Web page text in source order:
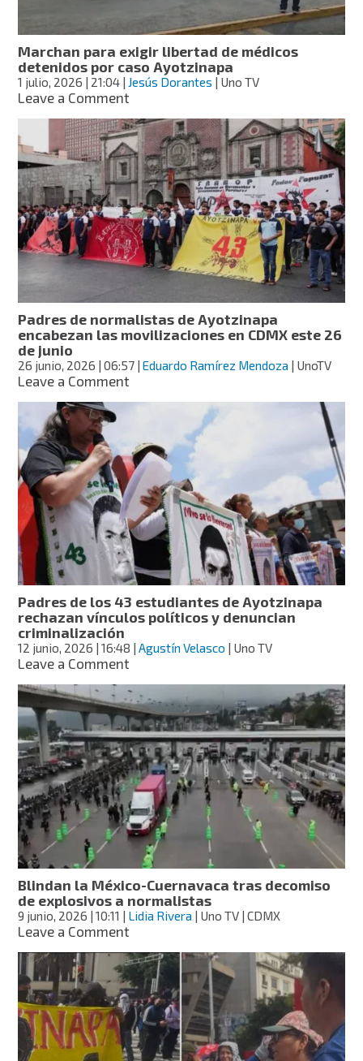
Marchan para exigir libertad de médicos
detenidos por caso Ayotzinapa
1 julio, 2026 | 21:04 | Jesús Dorantes | Uno TV
Leave a Commenton
para
exigir
libertad
de
médicos
detenidos
por
caso
Ayotzinapa
Padres de normalistas de Ayotzinapa
encabezan las movilizaciones en CDMX este 26
de junio
26 junio, 2026 | 06:57 |Eduardo Ramírez Mendoza | UnoTV
Leave a Commenton
normalistas
de
Ayotzinapa
encabezan
las
movilizaciones
en
CDMX
este
26
de
junio
Padres de los 43 estudiantes de Ayotzinapa
rechazan vínculos políticos y denuncian
criminalización
12 junio, 2026 | 16:48 |Agustín Velasco | Uno TV
Leave a Commenton
de
los
43
estudiantes
de
Ayotzinapa
rechazan
vínculos
políticos
y
denuncian
criminalización
Blindan la México-Cuernavaca tras decomiso
de explosivos a normalistas
9 junio, 2026 | 10:11 | Lidia Rivera | Uno TV | CDMX
Leave a Commenton
la
México-
Cuernavaca
tras
decomiso
de